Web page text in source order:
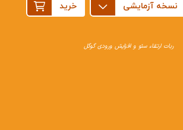
نسخه آزمایشی خرید